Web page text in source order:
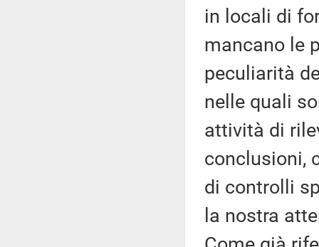
in locali di
mancano le
peculiarità
nelle quali
attività di
conclusioni,
di controlli
la nostra